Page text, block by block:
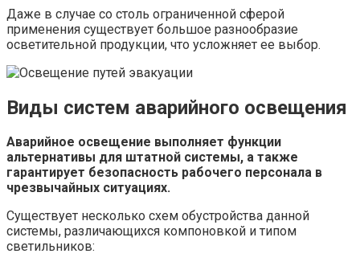
Даже в случае со столь ограниченной сферой
применения существует большое разнообразие
осветительной продукции, что усложняет ее выбор.
Виды систем аварийного освещения
Аварийное освещение выполняет функции
альтернативы для штатной системы, а также
гарантирует безопасность рабочего персонала в
чрезвычайных ситуациях.
Существует несколько схем обустройства данной
системы, различающихся компоновкой и типом
светильников: